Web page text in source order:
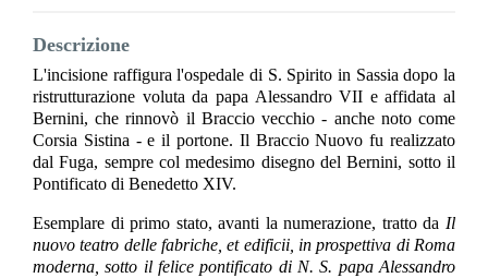
Descrizione
L'incisione raffigura l'ospedale di S. Spirito in Sassia dopo la
ristrutturazione voluta da papa Alessandro VII e affidata al
Bernini, che rinnovò il Braccio vecchio - anche noto come
Corsia Sistina - e il portone. Il Braccio Nuovo fu realizzato
dal Fuga, sempre col medesimo disegno del Bernini, sotto il
Pontificato di Benedetto XIV.
Esemplare di primo stato, avanti la numerazione, tratto da Il
nuovo teatro delle fabriche, et edificii, in prospettiva di Roma
moderna, sotto il felice pontificato di N. S. papa Alessandro